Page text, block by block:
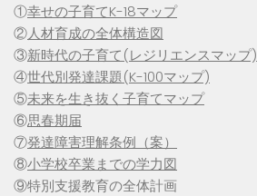
①幸せの子育てK-18マップ
②人材育成の全体構造図
③新時代の子育て(レジリエンスマップ)
④世代別発達課題(K-100マップ)
⑤未来を生き抜く子育てマップ
⑥思春期届
⑦発達障害理解条例（案）
⑧小学校卒業までの学力図
⑨特別支援教育の全体計画